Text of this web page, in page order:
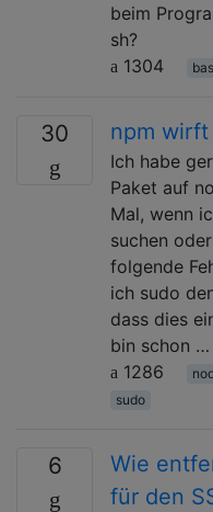
beim
sh?
1304
30 npm wirft
Ich habe
Paket auf
Mal, wenn
suchen
folgende
ich sudo
dass dies
bin schon …
1286
sudo
6
Wie
für den